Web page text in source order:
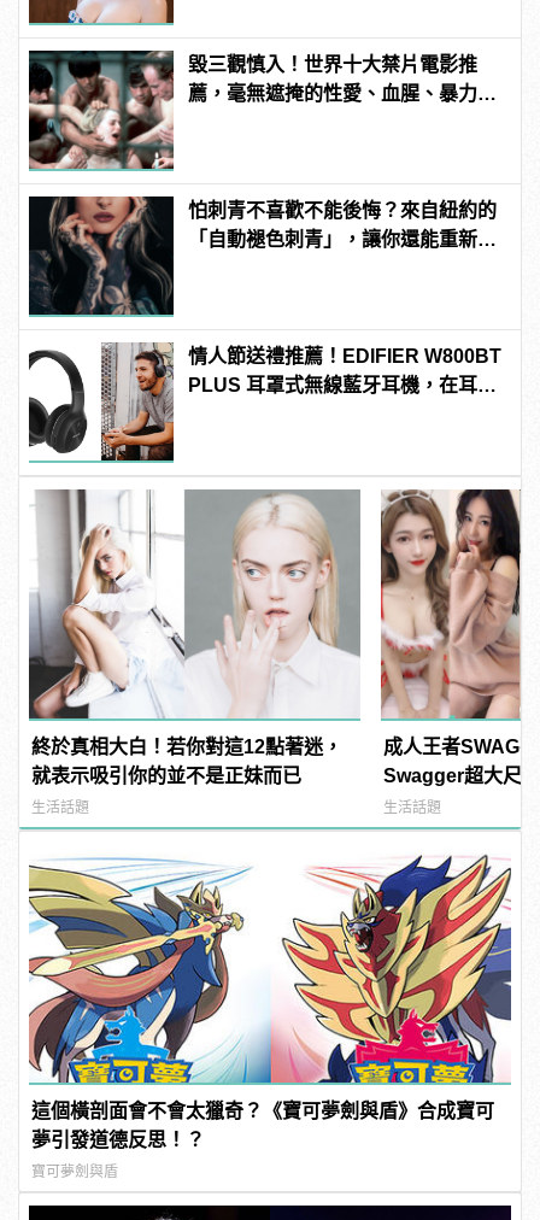
毀三觀慎入！世界十大禁片電影推
薦，毫無遮掩的性愛、血腥、暴力、
怕刺青不喜歡不能後悔？來自紐約的
「自動褪色刺青」，讓你還能重新來
情人節送禮推薦！EDIFIER W800BT
PLUS 耳罩式無線藍牙耳機，在耳邊
終於真相大白！若你對這12點著迷，
就表示吸引你的並不是正妹而已
生活話題
成人王者SWAG
Swagger超大尺
紅海鮮通通有，
結！ |
生活話題
這個橫剖面會不會太獵奇？《寶可夢劍與盾》合成寶可
夢引發道德反思！？
寶可夢劍與盾